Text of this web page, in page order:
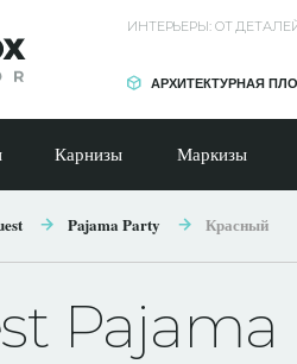
ИНТЕРЬЕРЫ: ОТ
АРХИТЕКТУРНАЯ
Карнизы Маркизы
Pajama Party Красный
Pajama